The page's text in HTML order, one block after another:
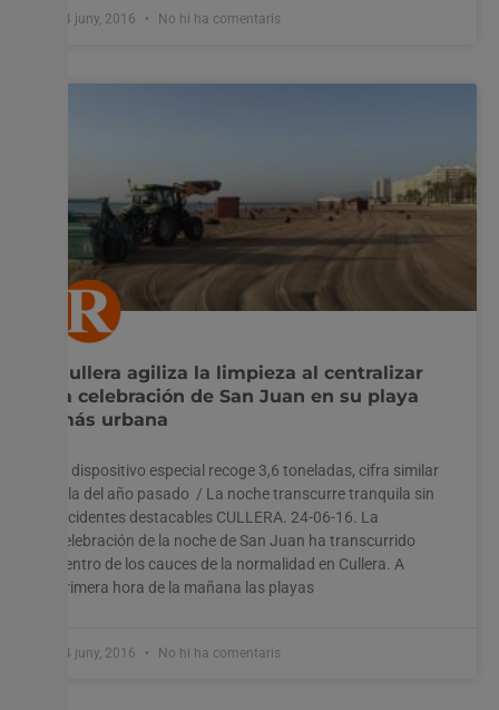
24 juny, 2016 No hi ha comentaris
Cullera agiliza la limpieza al centralizar
la celebración de San Juan en su playa
más urbana
El dispositivo especial recoge 3,6 toneladas, cifra similar
a la del año pasado / La noche transcurre tranquila sin
incidentes destacables CULLERA. 24-06-16. La
celebración de la noche de San Juan ha transcurrido
dentro de los cauces de la normalidad en Cullera. A
primera hora de la mañana las playas
24 juny, 2016 No hi ha comentaris